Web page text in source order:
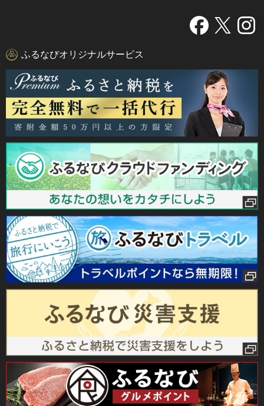
ふるなびオリジナルサービス